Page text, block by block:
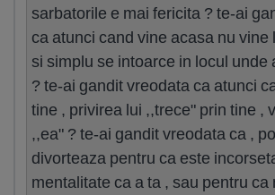
sarbatorile e mai fericita ? te-ai
ca atunci cand vine acasa nu vine
si simplu se intoarce in locul unde
? te-ai gandit vreodata ca atunci
tine , privirea lui ,,trece" prin tine ,
,,ea" ? te-ai gandit vreodata ca ,
divorteaza pentru ca este
mentalitate ca a ta , sau pentru ca